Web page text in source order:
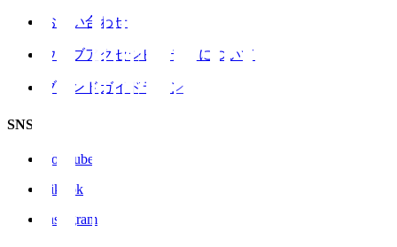
お問い合わせ
ウェブアクセシビリティについて
ブランドガイドライン
SNS
YouTube
TikTok
Instagram